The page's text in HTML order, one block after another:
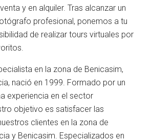
y en alquiler. Tras alcanzar un
profesional, ponemos a tu
de realizar tours virtuales por
en la zona de Benicasim,
nació en 1999. Formado por un
experiencia en el sector
objetivo es satisfacer las
clientes en la zona de
y Benicasim. Especializados en